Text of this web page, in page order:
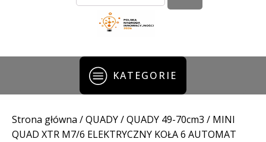
KATEGORIE
Strona główna /QUADY/QUADY 49-70cm3 / MINI
QUAD XTR M7/6 ELEKTRYCZNY KOŁA 6 AUTOMAT